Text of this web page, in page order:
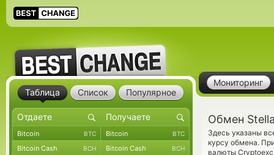
Мониторинг
Обмен
Здесь указаны
курсу обмена.
валюты
Таблица Список Популярное
Bitcoin BTC Bitcoin BTC
Bitcoin Cash BCH Bitcoin Cash BCH